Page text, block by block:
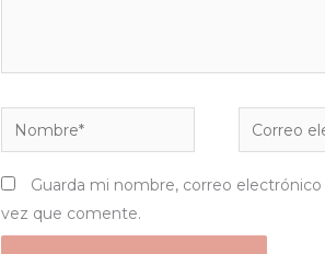
Nombre*
Correo
Guarda mi nombre, correo
vez que comente.